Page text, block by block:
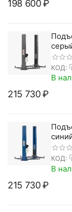
198 600₽
КОД:
В
215 730₽
КОД:
В
215 730₽